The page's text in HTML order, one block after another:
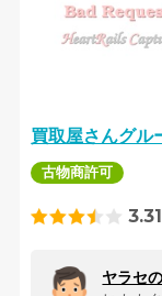
買取屋さんグル
古物商許可
3.31
ヤラセ